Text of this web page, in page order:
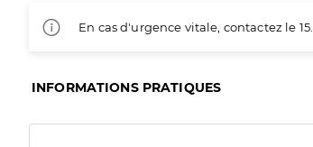
En cas d'urgence vitale, contactez le
INFORMATIONS PRATIQUES